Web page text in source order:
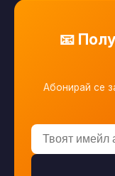
📧
Абонирай се